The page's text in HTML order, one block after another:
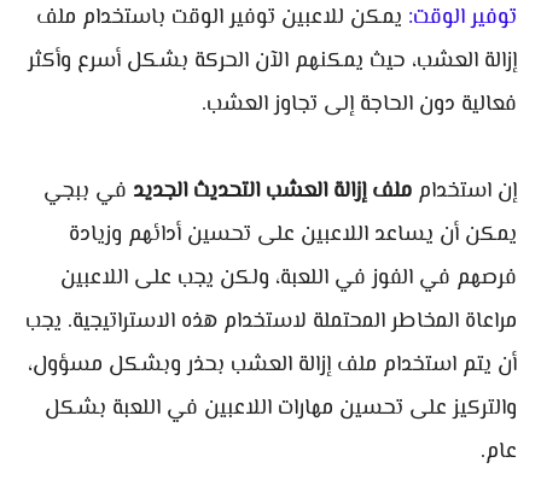
توفير الوقت: يمكن للاعبين توفير الوقت باستخدام ملف
إزالة العشب، حيث يمكنهم الآن الحركة بشكل أسرع وأكثر
فعالية دون الحاجة إلى تجاوز العشب.
إن استخدام ملف إزالة العشب التحديث الجديد في ببجي
يمكن أن يساعد اللاعبين على تحسين أدائهم وزيادة
فرصهم في الفوز في اللعبة، ولكن يجب على اللاعبين
مراعاة المخاطر المحتملة لاستخدام هذه الاستراتيجية. يجب
أن يتم استخدام ملف إزالة العشب بحذر وبشكل مسؤول،
والتركيز على تحسين مهارات اللاعبين في اللعبة بشكل
عام.